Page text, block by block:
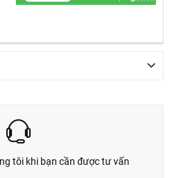
tôi khi bạn cần được tư vấn